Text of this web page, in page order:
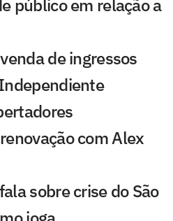
público em relação a
de ingressos
com Alex
sobre crise do São